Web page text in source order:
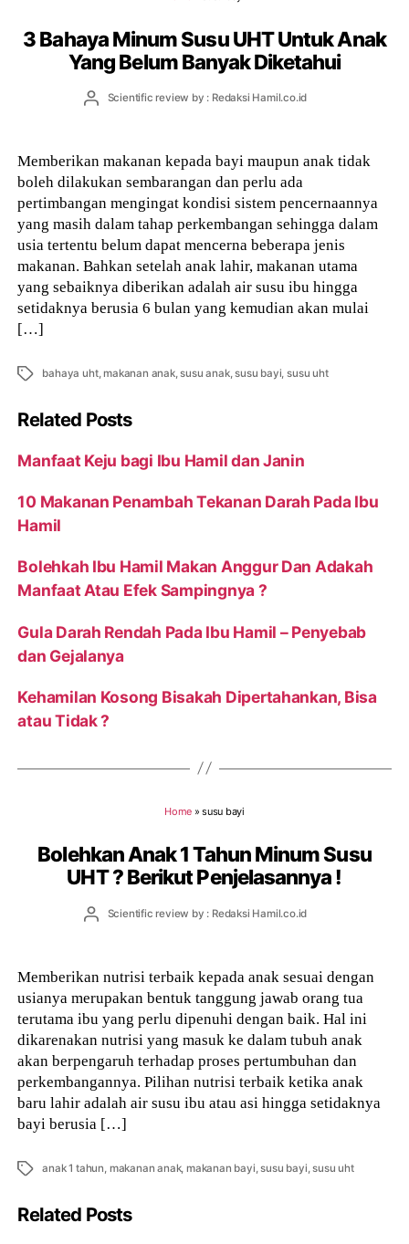
3 Bahaya Minum Susu UHT Untuk Anak
Yang Belum Banyak Diketahui
PostScientific review by : Redaksi Hamil.co.id
Memberikan makanan kepada bayi maupun anak tidak
boleh dilakukan sembarangan dan perlu ada
pertimbangan mengingat kondisi sistem pencernaannya
yang masih dalam tahap perkembangan sehingga dalam
usia tertentu belum dapat mencerna beberapa jenis
makanan. Bahkan setelah anak lahir, makanan utama
yang sebaiknya diberikan adalah air susu ibu hingga
setidaknya berusia 6 bulan yang kemudian akan mulai
[…]
Tags bahaya uht,makanan anak,susu anak,susu bayi,susu uht
Related Posts
Manfaat Keju bagi Ibu Hamil dan Janin
10 Makanan Penambah Tekanan Darah Pada Ibu
Hamil
Bolehkah Ibu Hamil Makan Anggur Dan Adakah
Manfaat Atau Efek Sampingnya ?
Gula Darah Rendah Pada Ibu Hamil – Penyebab
dan Gejalanya
Kehamilan Kosong Bisakah Dipertahankan, Bisa
atau Tidak ?
Home »susu bayi
Bolehkan Anak 1 Tahun Minum Susu
UHT ? Berikut Penjelasannya !
PostScientific review by : Redaksi Hamil.co.id
Memberikan nutrisi terbaik kepada anak sesuai dengan
usianya merupakan bentuk tanggung jawab orang tua
terutama ibu yang perlu dipenuhi dengan baik. Hal ini
dikarenakan nutrisi yang masuk ke dalam tubuh anak
akan berpengaruh terhadap proses pertumbuhan dan
perkembangannya. Pilihan nutrisi terbaik ketika anak
baru lahir adalah air susu ibu atau asi hingga setidaknya
bayi berusia […]
Tags anak 1 tahun, makanan anak, makanan bayi,susu bayi,susu uht
Related Posts